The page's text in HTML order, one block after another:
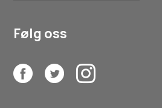
Følg oss
FacebookTwitter